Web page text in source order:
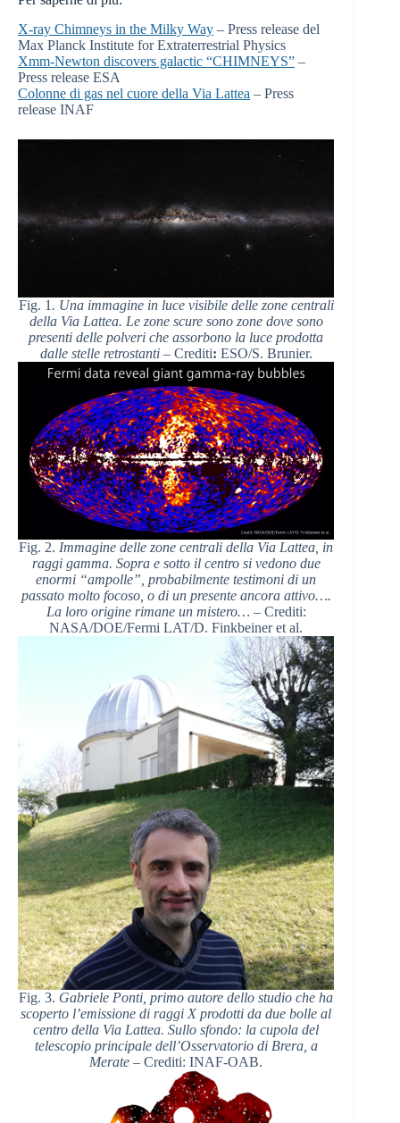
X-ray Chimneys in the Milky Way – Press release del
Max Planck Institute for Extraterrestrial Physics
Xmm-Newton discovers galactic “CHIMNEYS” –
Press release ESA
Colonne di gas nel cuore della Via Lattea – Press
release INAF
Fig. 1. Una immagine in luce visibile delle zone centrali
della Via Lattea. Le zone scure sono zone dove sono
presenti delle polveri che assorbono la luce prodotta
dalle stelle retrostanti– Crediti: ESO/S. Brunier.
Fig. 2. Immagine delle zone centrali della Via Lattea, in
raggi gamma. Sopra e sotto il centro si vedono due
enormi “ampolle”, probabilmente testimoni di un
passato molto focoso, o di un presente ancora attivo….
La loro origine rimane un mistero… – Crediti:
NASA/DOE/Fermi LAT/D. Finkbeiner et al.
Fig. 3. Gabriele Ponti, primo autore dello studio che ha
scoperto l’emissione di raggi X prodotti da due bolle al
centro della Via Lattea. Sullo sfondo: la cupola del
telescopio principale dell’Osservatorio di Brera, a
Merate – Crediti: INAF-OAB.